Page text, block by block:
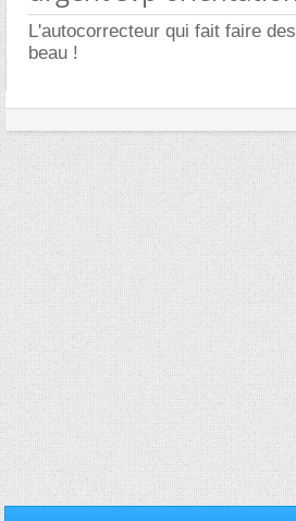
L'autocorrecteur qui fait faire
beau !